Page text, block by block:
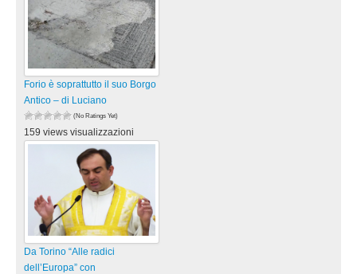
Forio è soprattutto il suo Borgo
Antico – di Luciano
(No Ratings Yet)
159 views visualizzazioni
Da Torino “Alle radici
dell’Europa” con